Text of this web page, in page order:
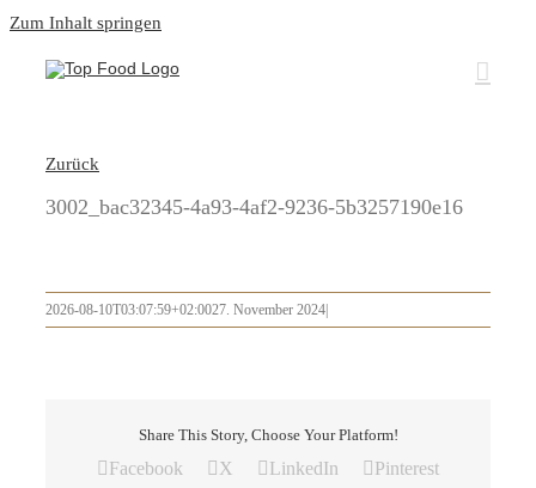
Zum Inhalt springen
Zurück
3002_bac32345-4a93-4af2-9236-5b3257190e16
2026-08-10T03:07:59+02:0027. November 2024
Share This Story, Choose Your Platform!
Facebook X LinkedIn
Pinterest